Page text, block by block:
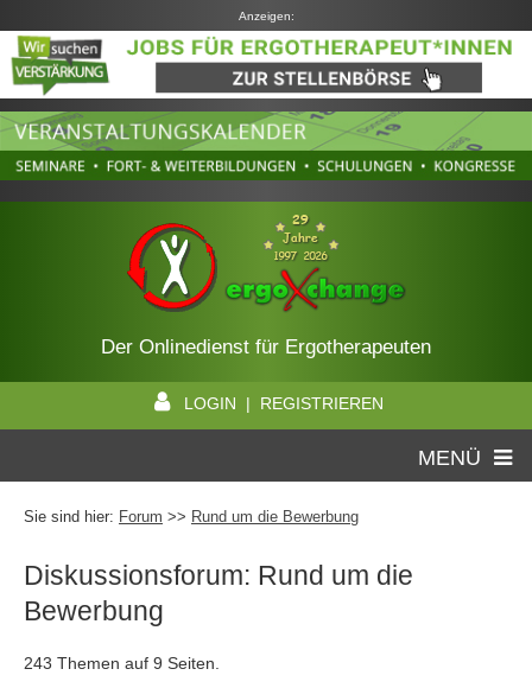
Anzeigen:
Der Onlinedienst für Ergotherapeuten
LOGIN | REGISTRIEREN
MENÜ
Sie sind hier: Forum >> Rund um die Bewerbung
Diskussionsforum: Rund um die
Bewerbung
243 Themen auf 9 Seiten.